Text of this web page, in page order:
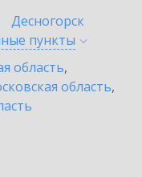
Десногорск
пункты
область,
область,